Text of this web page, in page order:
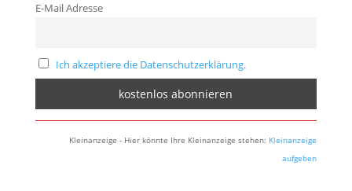
E-Mail Adresse
Ich akzeptiere die Datenschutzerklärung.
Kleinanzeige - Hier könnte Ihre Kleinanzeige stehen: Kleinanzeige
aufgeben